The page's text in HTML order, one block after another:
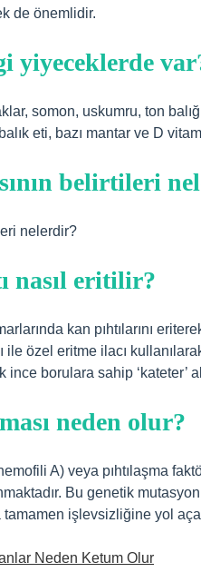
de önemlidir.
yiyeceklerde
somon, uskumru, ton
eti, bazı mantar ve D
belirtileri
nelerdir?
nasıl eritilir?
kan pıhtılarını
ile özel eritme ilacı
borulara sahip ‘kateter’
neden olur?
A) veya pıhtılaşma
Bu genetik
işlevsizliğine yol
Neden Ketum Olur